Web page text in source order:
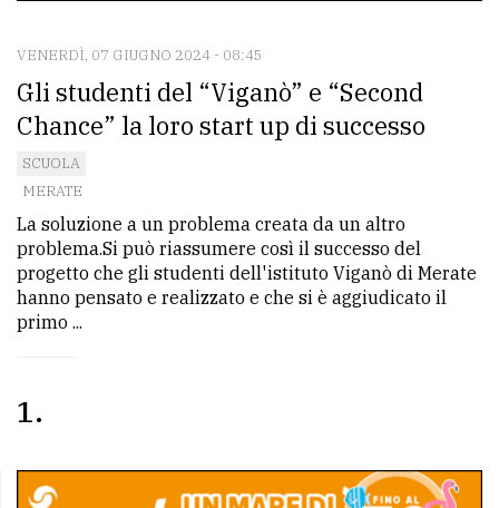
CONTATTI
La
redazione
Scrivici
Per
la
tua
pubblicità
per
VENERDÌ, 07 GIUGNO 2024 - 08:45
Gli studenti del “Viganò” e “Second
Chance” la loro start up di successo
SCUOLA
MERATE
La soluzione a un problema creata da un altro
problema.Si può riassumere così il successo del
progetto che gli studenti dell'istituto Viganò di Merate
hanno pensato e realizzato e che si è aggiudicato il
primo ...
1